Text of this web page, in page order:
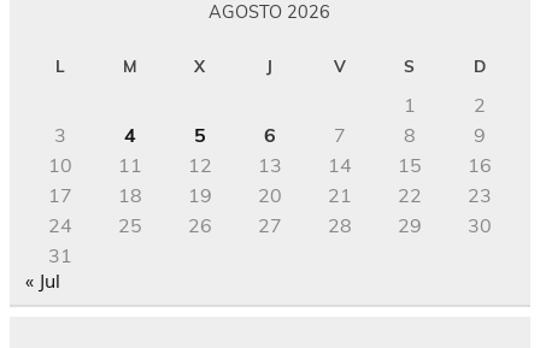
AGOSTO 2026
L M X J V S D
1
2
3
4 5 6 7 8
9
10
11 12 13 14 15
16
17
18 19 20 21 22
23
24
25 26 27 28 29
30
31
« Jul